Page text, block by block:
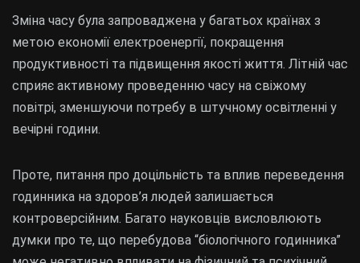
Зміна часу була запроваджена у багатьох країнах з
метою економії електроенергії, покращення
продуктивності та підвищення якості життя. Літній час
сприяє активному проведенню часу на свіжому
повітрі, зменшуючи потребу в штучному освітленні у
вечірні години.
Проте, питання про доцільність та вплив переведення
годинника на здоров’я людей залишається
контроверсійним. Багато науковців висловлюють
думки про те, що перебудова “біологічного годинника”